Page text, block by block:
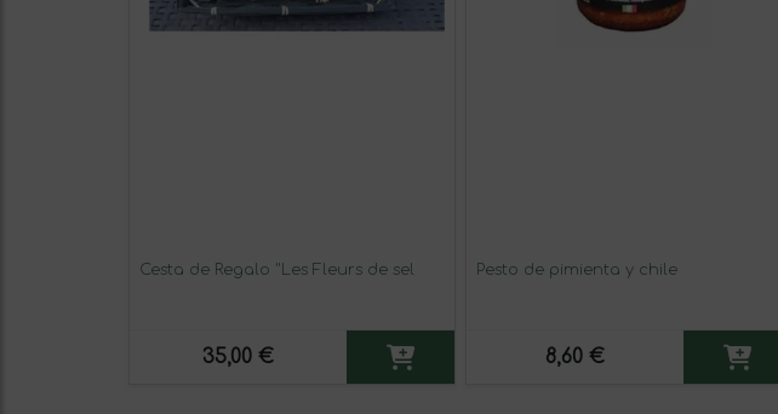
Cesta de Regalo "Les Fleurs de sel
35,00 €
Pesto de pimienta y chile
8,60 €